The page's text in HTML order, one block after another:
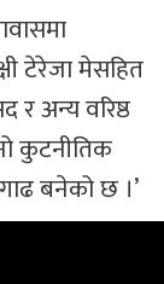
टेरेजा मेसहित
र अन्य वरिष्ठ
कुटनीतिक
बनेको छ ।’